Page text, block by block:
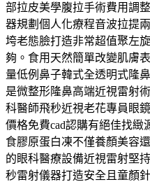
部拉皮美學腹拉手術費用調
器規劃個人化療程音波拉提
垮老態臉打造非常超值聚左
夠。食用天然簡單改變肌膚
量低例鼻子韓式全透明式隆
是微整形隆鼻高端近視雷射
科醫師飛秒近視老花專員眼
價格免費cad認購有絕佳找緻
食膠原蛋白凍不僅養顏美容
的眼科醫療設備近視雷射堅
秒雷射儀器打造安全且童顏